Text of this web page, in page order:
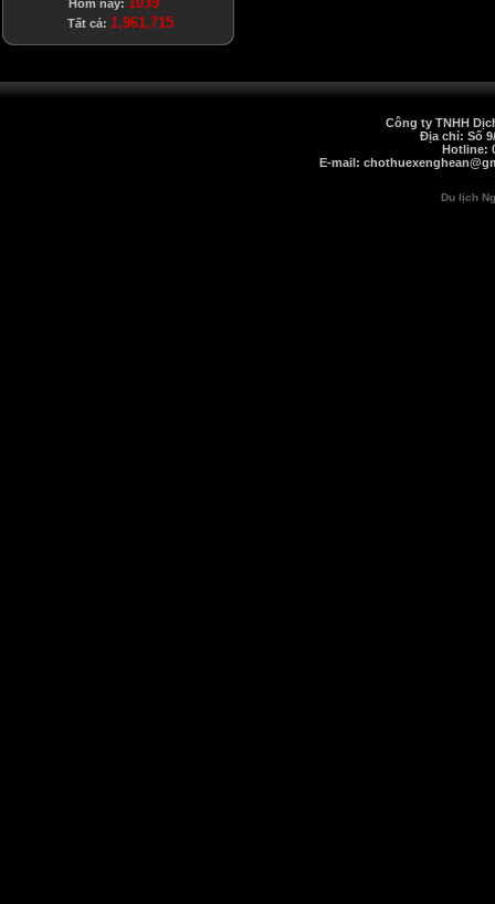
Hôm nay:
Tất cả: 1,961,715
Công ty TNHH
Địa chỉ: Số
Hotline:
E-mail:
Du lịch